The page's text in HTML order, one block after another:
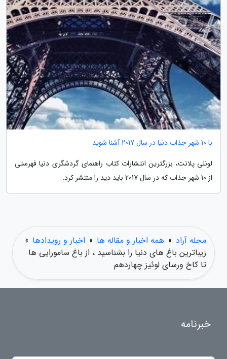
با 10 شهر جذاب دنیا در سال 2017 آشنا شوید
لونلی پلانت، بزرگترین انتشارات کتاب راهنمای گردشگری دنیا فهرستی
از 10 شهر جذاب که در سال 2017 باید دید را منتشر کرد.
مجله آراد » همه اخبار و مقاله ها » اخبار و رویدادها »
زیباترین باغ های دنیا را بشناسید ، از باغ سامورایی ها
تا کاخ ورسای لوئیز چهاردهم
خبرنامه